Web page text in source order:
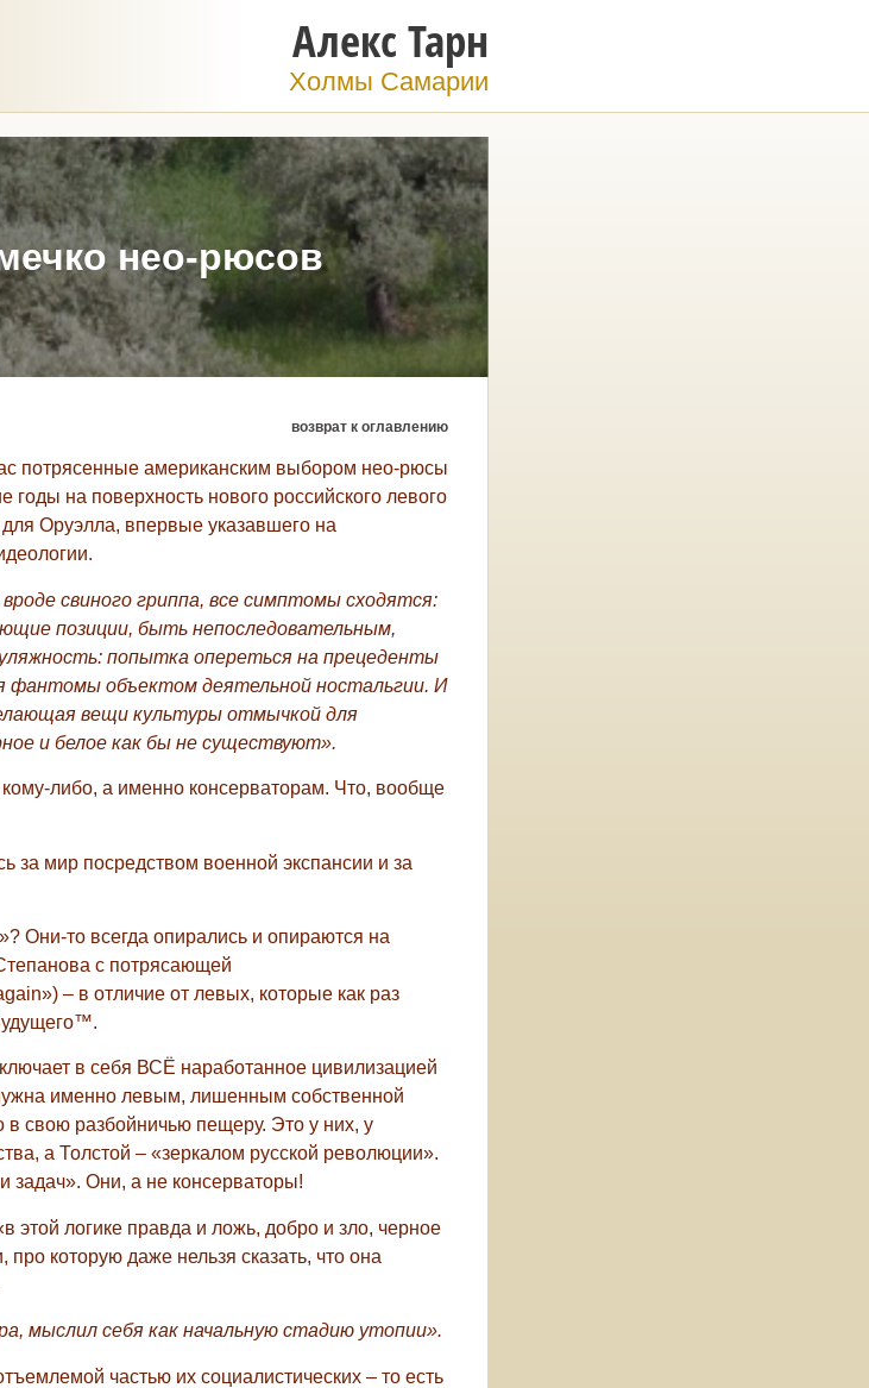
Алекс Тарн
Холмы Самарии
нео-рюсов
возврат к оглавлению
потрясенные американским выбором нео-рюсы
на поверхность нового российского левого
Оруэлла, впервые указавшего на
свиного гриппа, все симптомы сходятся:
позиции, быть непоследовательным,
попытка опереться на прецеденты
фантомы объектом деятельной ностальгии. И
вещи культуры отмычкой для
и белое как бы не существуют».
либо, а именно консерваторам. Что, вообще
мир посредством военной экспансии и за
Они-то всегда опирались и опираются на
с потрясающей
– в отличие от левых, которые как раз
в себя ВСЁ наработанное цивилизацией
именно левым, лишенным собственной
в свою разбойничью пещеру. Это у них, у
а Толстой – «зеркалом русской революции».
задач». Они, а не консерваторы!
этой логике правда и ложь, добро и зло, черное
которую даже нельзя сказать, что она
мыслил себя как начальную стадию утопии».
частью их социалистических – то есть